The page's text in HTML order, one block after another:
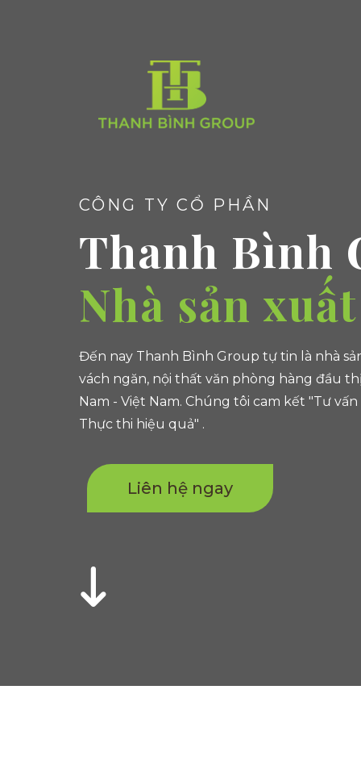
CÔNG TY CỔ PHẦN
Thanh Bình
Nhà
Đến nay Thanh Bình Group tự tin là nhà
vách ngăn, nội thất văn phòng hàng đầu
Nam - Việt Nam. Chúng tôi cam kết "Tư
Thực thi hiệu quả" .
Liên hệ ngay